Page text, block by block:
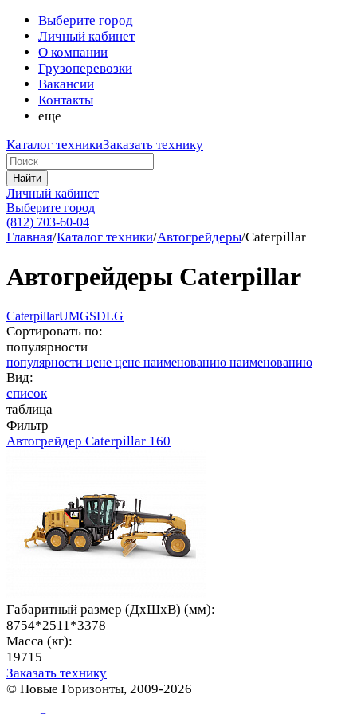
Выберите город
Личный кабинет
О компании
Грузоперевозки
Вакансии
Контакты
еще
Каталог техникиЗаказать технику
Найти
Личный кабинет
Выберите город
(812) 703-60-04
Главная/Каталог техники/Автогрейдеры/Caterpillar
Автогрейдеры Caterpillar
CaterpillarUMGSDLG
Сортировать по:
популярности
популярности цене цене наименованию наименованию
Вид:
список
таблица
Фильтр
Автогрейдер Caterpillar 160
Габаритный размер (ДхШхВ) (мм):
8754*2511*3378
Масса (кг):
19715
Заказать технику
© Новые Горизонты, 2009-2026